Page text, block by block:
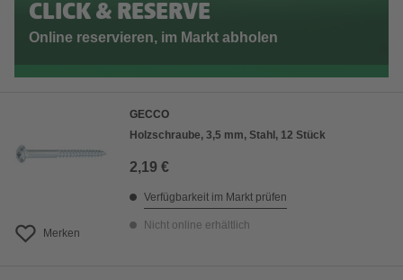
CLICK & RESERVE
Online reservieren, im Markt abholen
Merken
GECCO
Holzschraube, 3,5 mm, Stahl, 12 Stück
2,19 €
Verfügbarkeit im Markt prüfen
Nicht online erhältlich